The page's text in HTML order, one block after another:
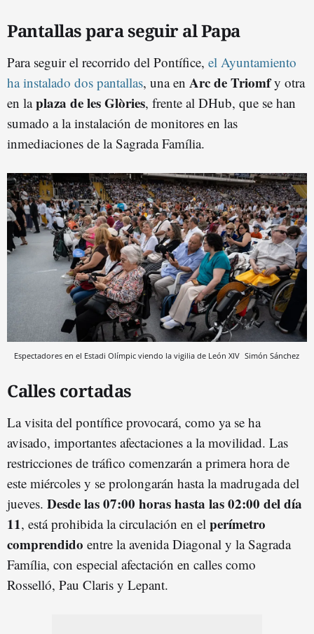
Pantallas para seguir al Papa
Para seguir el recorrido del Pontífice, el Ayuntamiento
ha instalado dos pantallas, una en Arc de Triomfy otra
en laplaza de les Glòries, frente al DHub, que se han
sumado a la instalación de monitores en las
inmediaciones de la Sagrada Família.
Espectadores en el Estadi Olímpic viendo la vigilia de León XIV Simón Sánchez
Calles cortadas
La visita del pontífice provocará, como ya se ha
avisado, importantes afectaciones a la movilidad. Las
restricciones de tráfico comenzarán a primera hora de
este miércoles y se prolongarán hasta la madrugada del
jueves. Desde las 07:00 horas hasta las 02:00 del día
11, está prohibida la circulación en el perímetro
comprendido entre la avenida Diagonal y la Sagrada
Família, con especial afectación en calles como
Rosselló, Pau Claris y Lepant.